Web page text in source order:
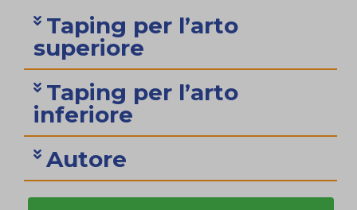
Taping per l’arto
superiore
Taping per l’arto
inferiore
Autore